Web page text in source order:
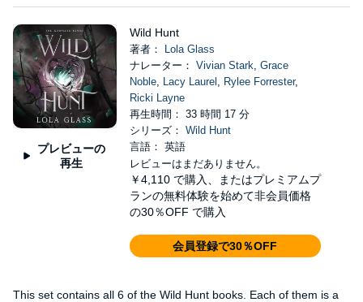
プレビューの
再生
Wild Hunt
著者：
Lola Glass
ナレーター： Vivian Stark, Grace
Noble, Lacy Laurel , Rylee Forrester,
Ricki Layne
再生時間： 33 時間 17 分
シリーズ： Wild Hunt
言語： 英語
レビューはまだありません。
￥4,110 で購入、またはプレミアムプ
ランの無料体験を始めて非会員価格
の30％OFF で購入
会員登録で30％OFF
This set contains all 6 of the Wild Hunt books. Each of them is a